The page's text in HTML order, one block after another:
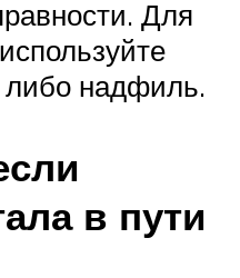
Для
надфиль.
в пути